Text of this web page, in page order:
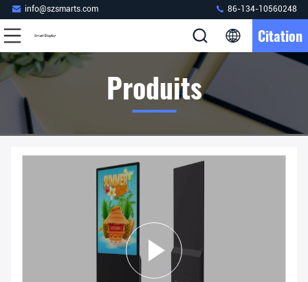
info@szsmarts.com 86-134-10560248
Citation
Produits